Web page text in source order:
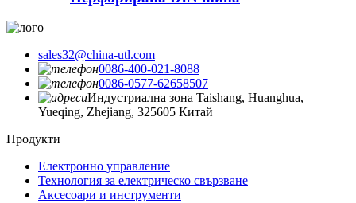
sales32@china-utl.com
0086-400-021-8088
0086-0577-62658507
Индустриална зона Taishang, Huanghua,
Yueqing, Zhejiang, 325605 Китай
Продукти
Електронно управление
Технология за електрическо свързване
Аксесоари и инструменти